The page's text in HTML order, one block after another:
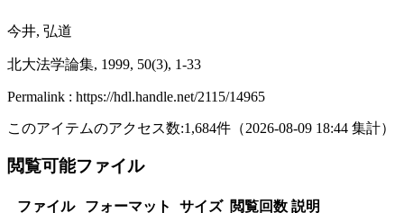
今井, 弘道
北大法学論集, 1999, 50(3), 1-33
Permalink : https://hdl.handle.net/2115/14965
このアイテムのアクセス数:1,684件 （2026-08-09 18:44 集計）
閲覧可能ファイル
ファイル フォーマット サイズ 閲覧回数 説明